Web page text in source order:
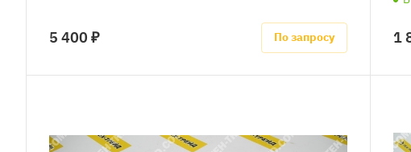
5 400 ₽ По запросу 1